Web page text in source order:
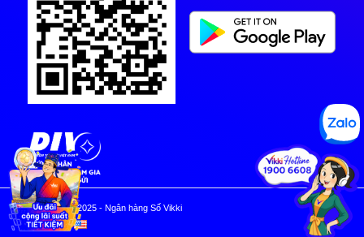
© Copyright 2025 - Ngân hàng Số Vikki
EN | VI